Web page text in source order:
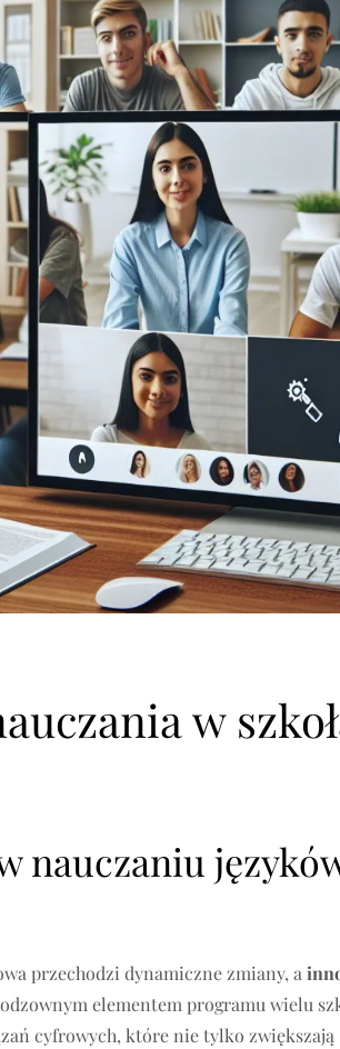
w
nauczaniu
przechodzi dynamiczne zmiany, a
elementem programu wielu
cyfrowych, które nie tylko zwiększają